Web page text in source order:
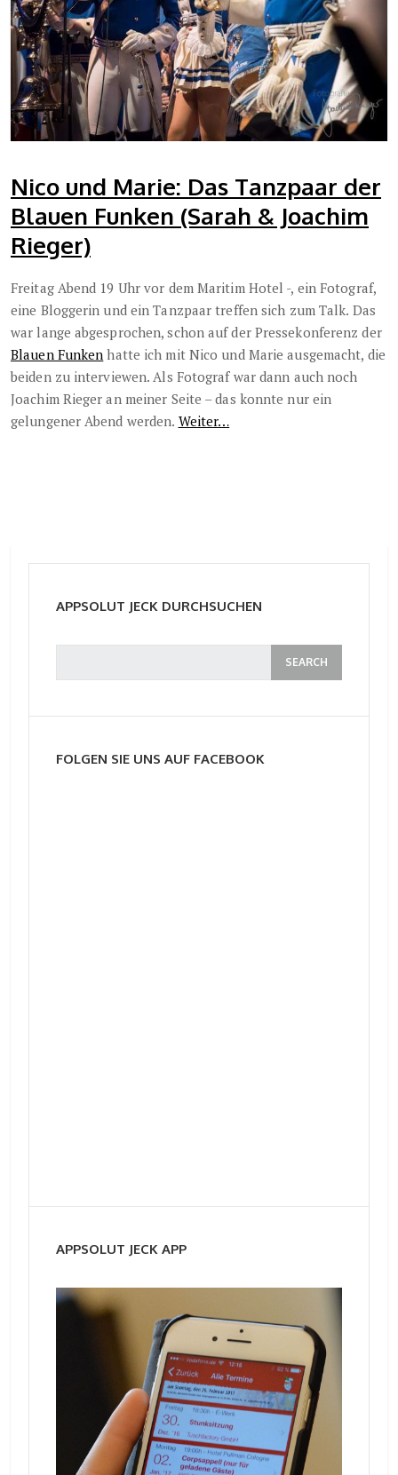
Nico und Marie: Das Tanzpaar der
Blauen Funken (Sarah & Joachim
Rieger)
Freitag Abend 19 Uhr vor dem Maritim Hotel -, ein Fotograf,
eine Bloggerin und ein Tanzpaar treffen sich zum Talk. Das
war lange abgesprochen, schon auf der Pressekonferenz der
Blauen Funken hatte ich mit Nico und Marie ausgemacht, die
beiden zu interviewen. Als Fotograf war dann auch noch
Joachim Rieger an meiner Seite – das konnte nur ein
gelungener Abend werden. Weiter…
APPSOLUT JECK DURCHSUCHEN
FOLGEN SIE UNS AUF FACEBOOK
APPSOLUT JECK APP